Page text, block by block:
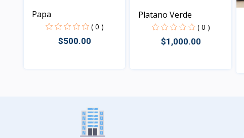
Papa
( 0 )
$500.00
Platano Verde
( 0 )
$1,000.00